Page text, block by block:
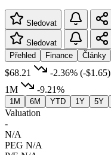
Sledovat
Sledovat
Přehled
Finance Články
$68.21 -2.36% (-$1.65)
1M
-9.21%
1M 6M YTD 1Y 5Y
Valuation
-
N/A
PEG N/A